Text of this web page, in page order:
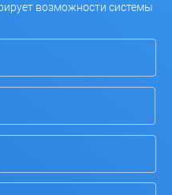
возможности системы